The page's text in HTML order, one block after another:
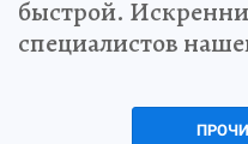
быстрой.
специалистов